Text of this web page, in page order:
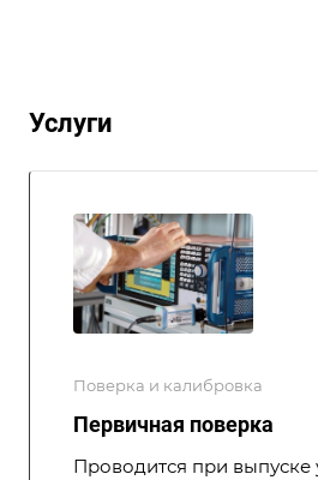
Услуги
Поверка и калибровка
Первичная поверка
Проводится при выпуске